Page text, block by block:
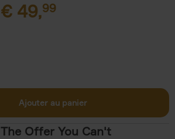
€ 49,99
Ajouter au panier
The Offer You Can't